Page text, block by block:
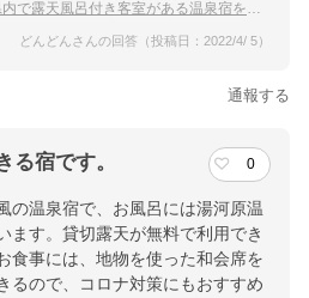
露天風呂付き客室がある温泉宿をおしえて。
どんどんさんの回答（投稿日：2022/4/ 5）
通報する
る宿です。 0
の温泉宿で、お風呂には湯河原温
ます。貸切露天が無料で利用でき
食事には、地物を使った和会席を
るので、コロナ対策にもおすすめ